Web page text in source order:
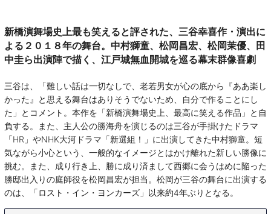
新橋演舞場史上最も笑えると評された、三谷幸喜作・演出に
よる２０１８年の舞台。中村獅童、松岡昌宏、松岡茉優、田
中圭ら出演陣で描く、江戸城無血開城を巡る幕末群像喜劇
三谷は、「難しい話は一切なしで、老若男女が心の底から『ああ楽し
かった』と思える舞台はありそうでないため、自分で作ることにし
た」とコメント。本作を「新橋演舞場史上、最高に笑える作品」と自
負する。また、主人公の勝海舟を演じるのは三谷が手掛けたドラマ
「HR」やNHK大河ドラマ「新選組！」に出演してきた中村獅童。短
気ながら小心という、一般的なイメージとはかけ離れた新しい勝像に
挑む。また、成り行き上、勝に成り済まして西郷に会うはめに陥った
勝邸出入りの庭師役を松岡昌宏が担当。松岡が三谷の舞台に出演する
のは、「ロスト・イン・ヨンカーズ」以来約4年ぶりとなる。